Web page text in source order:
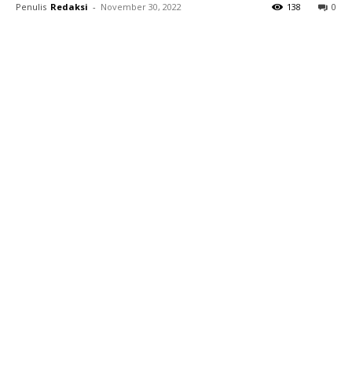
Penulis Redaksi - November 30, 2022 0
138